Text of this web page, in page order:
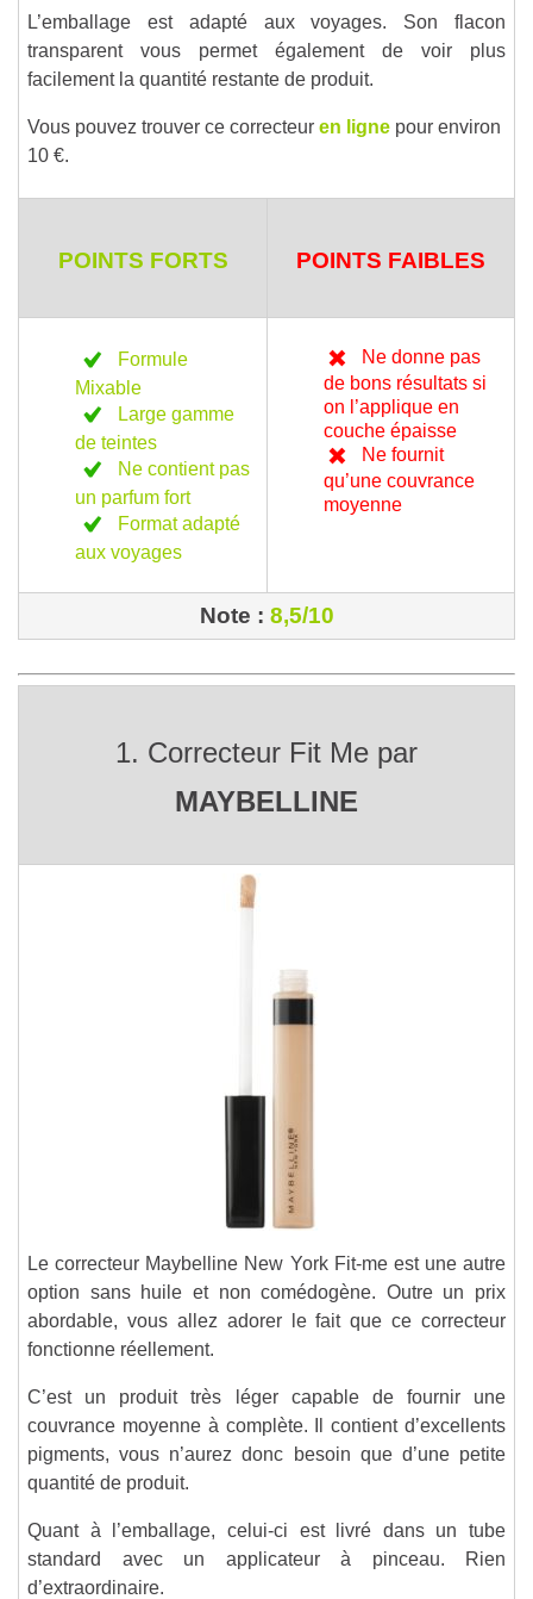
L’emballage est adapté aux voyages. Son flacon
transparent vous permet également de voir plus
facilement la quantité restante de produit.
Vous pouvez trouver ce correcteur en ligne pour environ
10 €.
POINTS FORTS POINTS FAIBLES
Formule
Mixable
Large gamme
de teintes
Ne contient pas
un parfum fort
Format adapté
aux voyages
Ne donne pas
de bons résultats si
on l’applique en
couche épaisse
Ne fournit
qu’une couvrance
moyenne
Note : 8,5/10
1. Correcteur Fit Me par
MAYBELLINE
Le correcteur Maybelline New York Fit-me est une autre
option sans huile et non comédogène. Outre un prix
abordable, vous allez adorer le fait que ce correcteur
fonctionne réellement.
C’est un produit très léger capable de fournir une
couvrance moyenne à complète. Il contient d’excellents
pigments, vous n’aurez donc besoin que d’une petite
quantité de produit.
Quant à l’emballage, celui-ci est livré dans un tube
standard avec un applicateur à pinceau. Rien
d’extraordinaire.